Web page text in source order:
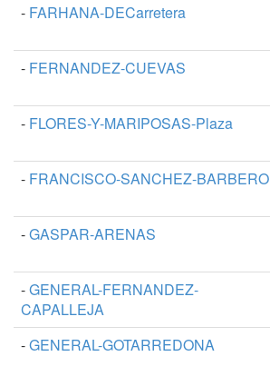
- FARHANA-DECarretera
- FERNANDEZ-CUEVAS
- FLORES-Y-MARIPOSAS-Plaza
- FRANCISCO-SANCHEZ-BARBERO
-GASPAR-ARENAS
-GENERAL-FERNANDEZ-
CAPALLEJA
-GENERAL-GOTARREDONA